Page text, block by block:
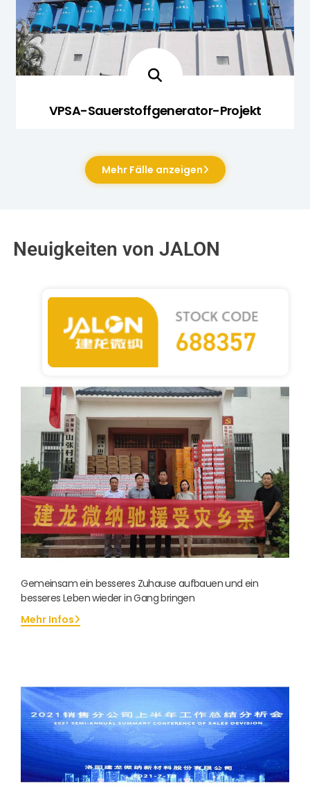
VPSA-Sauerstoffgenerator-Projekt
Mehr Fälle anzeigen
Neuigkeiten von JALON
Gemeinsam ein besseres Zuhause aufbauen und ein
besseres Leben wieder in Gang bringen
Mehr Infos